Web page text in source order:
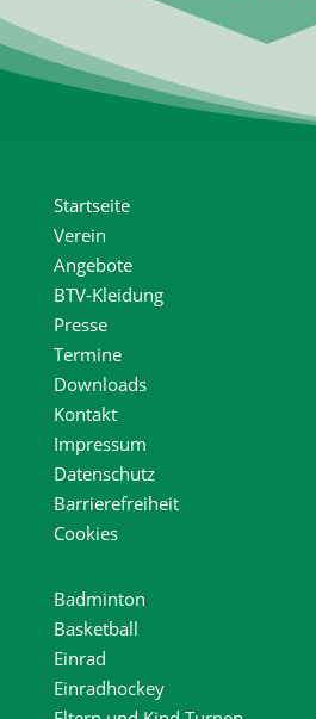
Startseite
Verein
Angebote
BTV-Kleidung
Presse
Termine
Downloads
Kontakt
Impressum
Datenschutz
Barrierefreiheit
Cookies
Badminton
Basketball
Einrad
Einradhockey